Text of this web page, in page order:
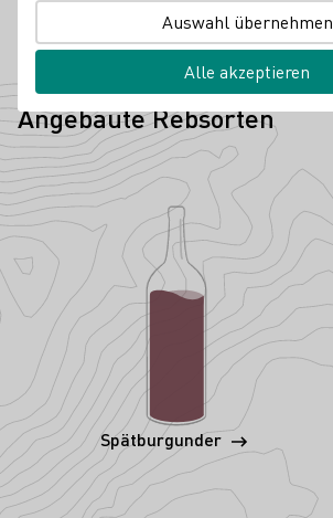
E-Mail-Adresse
Angebaute Rebsorten
Spätburgunder
Auswahl übernehmen
Alle akzeptieren